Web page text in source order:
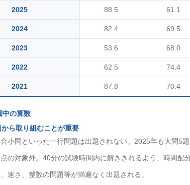
2025 88.5 61.1
2024 82.4 69.5
2023 53.6 68.0
2022 62.5 74.4
2021 87.8 70.4
中の算数
ら取り組むことが重要
小問といった一行問題は出題されない。2025年も大問5
の対象外。40分の試験時間内に解ききれるよう、時間
速さ、整数の問題等が満遍なく出題される。